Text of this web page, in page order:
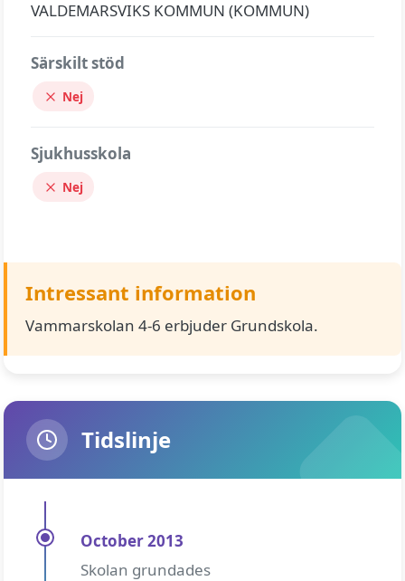
VALDEMARSVIKS KOMMUN (KOMMUN)
Särskilt stöd
Nej
Sjukhusskola
Nej
Intressant information
Vammarskolan 4-6 erbjuder Grundskola.
Tidslinje
October 2013
Skolan grundades